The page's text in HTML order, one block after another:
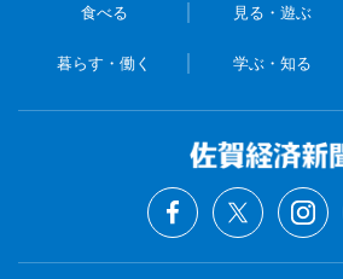
食べる 見る・遊ぶ
暮らす・働く 学ぶ・知る